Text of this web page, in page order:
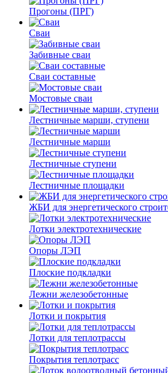
Прогоны (ПРГ)
Сваи
Забивные сваи
Сваи составные
Мостовые сваи
Лестничные марши, ступени
Лестничные марши
Лестничные ступени
Лестничные площадки
ЖБИ для энергетического
Лотки электротехнические
Опоры ЛЭП
Плоские подкладки
Лежни железобетонные
Лотки и покрытия
Лотки для теплотрассы
Покрытия теплотрасс